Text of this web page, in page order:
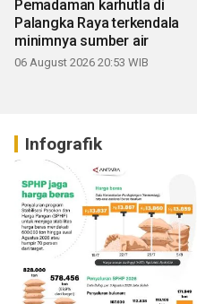
Pemadaman karhutla di
Palangka Raya terkendala
minimnya sumber air
06 August 2026 20:53 WIB
Infografik